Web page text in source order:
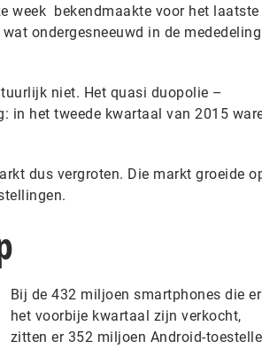
week bekendmaakte voor het laatste
ondergesneeuwd in de mededeling
niet. Het quasi duopolie –
in het tweede kwartaal van 2015
dus vergroten. Die markt groeide
Bij de 432 miljoen smartphones die er
het voorbije kwartaal zijn verkocht,
zitten er 352 miljoen Android-